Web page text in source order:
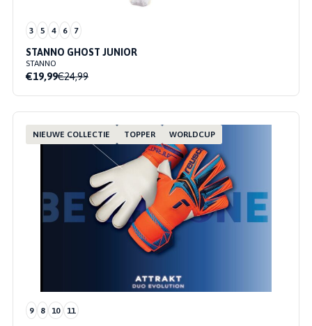
3 5 4 6 7
STANNO GHOST JUNIOR
STANNO
€19,99€24,99
NIEUWE COLLECTIE TOPPER WORLDCUP
9 8 10 11